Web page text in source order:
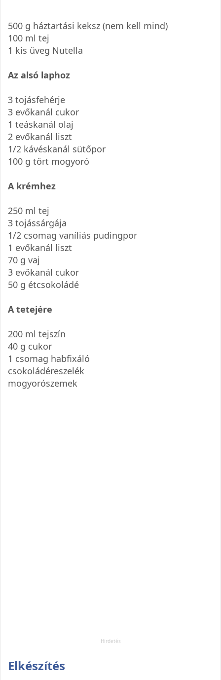
500 g háztartási keksz (nem kell mind)
100 ml tej
1 kis üveg Nutella
Az alsó laphoz
3 tojásfehérje
3 evőkanál cukor
1 teáskanál olaj
2 evőkanál liszt
1/2 kávéskanál sütőpor
100 g tört mogyoró
A krémhez
250 ml tej
3 tojássárgája
1/2 csomag vaníliás pudingpor
1 evőkanál liszt
70 g vaj
3 evőkanál cukor
50 g étcsokoládé
A tetejére
200 ml tejszín
40 g cukor
1 csomag habfixáló
csokoládéreszelék
mogyorószemek
Elkészítés